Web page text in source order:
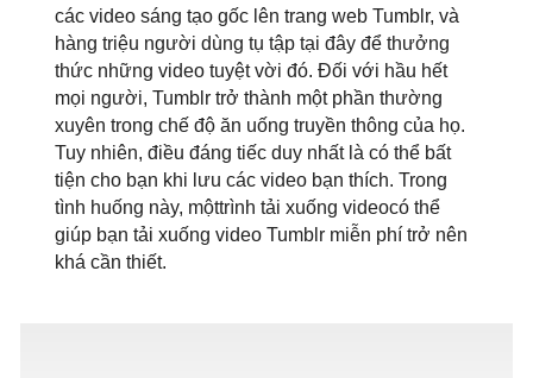
اُردُو
తెలుగు
हिंदी
Malaysia
Việt Nam
các video sáng tạo gốc lên trang web Tumblr, và
hàng triệu người dùng tụ tập tại đây để thưởng
thức những video tuyệt vời đó. Đối với hầu hết
mọi người, Tumblr trở thành một phần thường
xuyên trong chế độ ăn uống truyền thông của họ.
Tuy nhiên, điều đáng tiếc duy nhất là có thể bất
tiện cho bạn khi lưu các video bạn thích. Trong
tình huống này, mộttrình tải xuống videocó thể
giúp bạn tải xuống video Tumblr miễn phí trở nên
khá cần thiết.